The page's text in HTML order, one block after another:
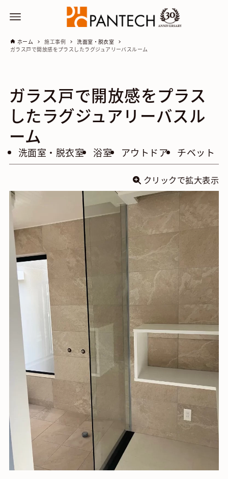
ホーム 施工事例
洗面室・脱衣室
ガラス戸で開放感をプラスしたラグジュアリーバスルーム
ガラス戸で開放感をプラス
したラグジュアリーバスル
ーム
洗面室・脱衣室 浴室 アウトドア チベット
クリックで拡大表示